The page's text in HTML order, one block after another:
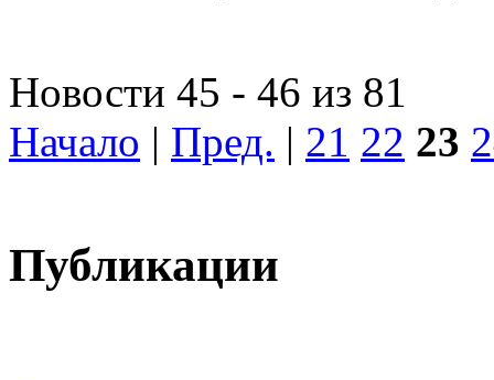
Новости 45 - 46 из 81
Начало | Пред. | 21 22 23
Публикации